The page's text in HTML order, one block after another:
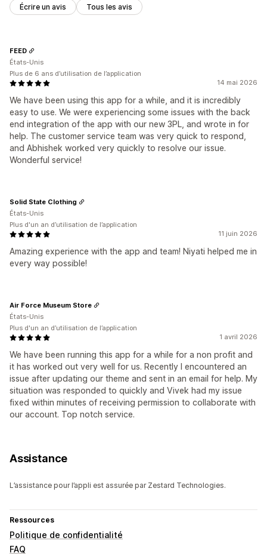
Écrire un avis Tous les avis
14 mai 2026
We have been using this app for a while, and it is incredibly
easy to use. We were experiencing some issues with the back
end integration of the app with our new 3PL, and wrote in for
help. The customer service team was very quick to respond,
and Abhishek worked very quickly to resolve our issue.
Wonderful service!
FEED
États-Unis
Plus de 6 ans d’utilisation de l’application
11 juin 2026
Amazing experience with the app and team! Niyati helped me in
every way possible!
Solid State Clothing
États-Unis
Plus d'un an d’utilisation de l’application
1 avril 2026
We have been running this app for a while for a non profit and
it has worked out very well for us. Recently I encountered an
issue after updating our theme and sent in an email for help. My
situation was responded to quickly and Vivek had my issue
fixed within minutes of receiving permission to collaborate with
our account. Top notch service.
Air Force Museum Store
États-Unis
Plus d'un an d’utilisation de l’application
Assistance
L’assistance pour l’appli est assurée par Zestard Technologies.
Ressources
Politique de confidentialité
FAQ